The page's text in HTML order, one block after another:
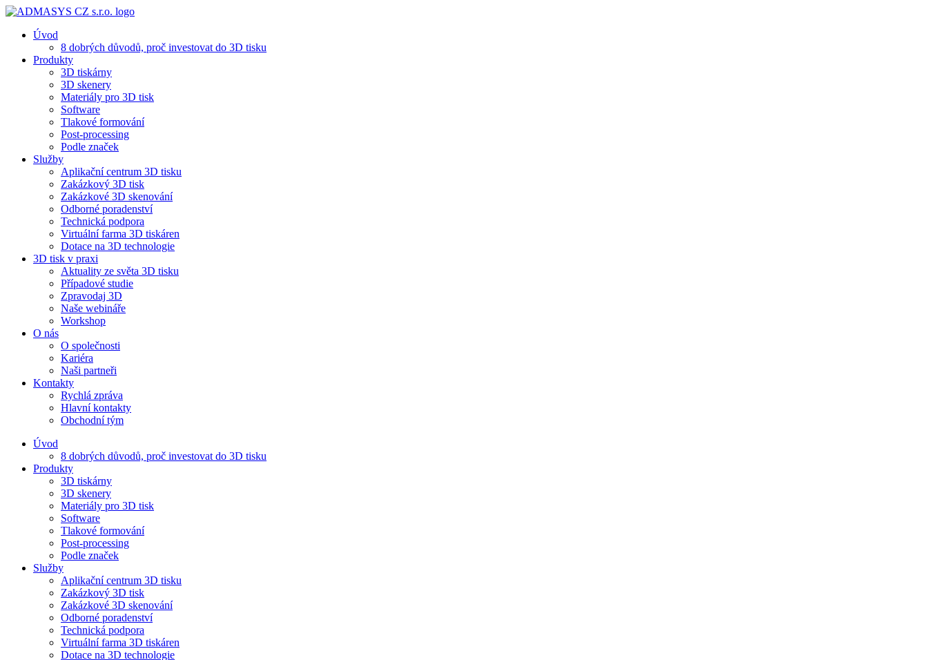
Úvod
8 dobrých důvodů, proč investovat do 3D tisku​
Produkty
3D tiskárny
3D skenery
Materiály pro 3D tisk
Software
Tlakové formování
Post-processing
Podle značek
Služby
Aplikační centrum 3D tisku
Zakázkový 3D tisk
Zakázkové 3D skenování
Odborné poradenství
Technická podpora
Virtuální farma 3D tiskáren
Dotace na 3D technologie
3D tisk v praxi
Aktuality ze světa 3D tisku
Případové studie
Zpravodaj 3D
Naše webináře
Workshop
O nás
O společnosti
Kariéra
Naši partneři
Kontakty
Rychlá zpráva
Hlavní kontakty
Obchodní tým
Úvod
8 dobrých důvodů, proč investovat do 3D tisku​
Produkty
3D tiskárny
3D skenery
Materiály pro 3D tisk
Software
Tlakové formování
Post-processing
Podle značek
Služby
Aplikační centrum 3D tisku
Zakázkový 3D tisk
Zakázkové 3D skenování
Odborné poradenství
Technická podpora
Virtuální farma 3D tiskáren
Dotace na 3D technologie